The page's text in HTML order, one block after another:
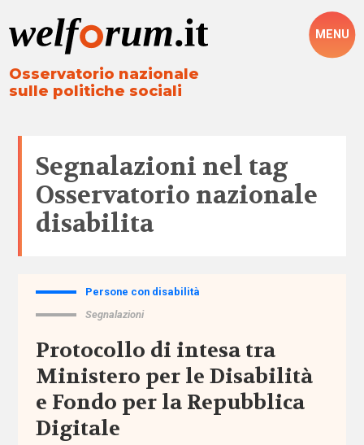
Osservatorio nazionale
sulle politiche sociali
MENU
Segnalazioni nel tag
Osservatorio nazionale
disabilita
Tutto
Altre
(1.316)
Persone con disabilità
Segnalazioni
Protocollo di intesa tra
Ministero per le Disabilità
e Fondo per la Repubblica
Digitale